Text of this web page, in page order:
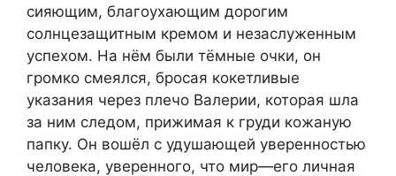
сияющим, благоухающим дорогим
солнцезащитным кремом и незаслуженным
успехом. На нём были тёмные очки, он
громко смеялся, бросая кокетливые
указания через плечо Валерии, которая шла
за ним следом, прижимая к груди кожаную
папку. Он вошёл с удушающей уверенностью
человека, уверенного, что мир—его личная